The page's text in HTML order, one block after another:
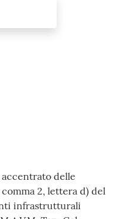
delle
2, lettera d) del
infrastrutturali